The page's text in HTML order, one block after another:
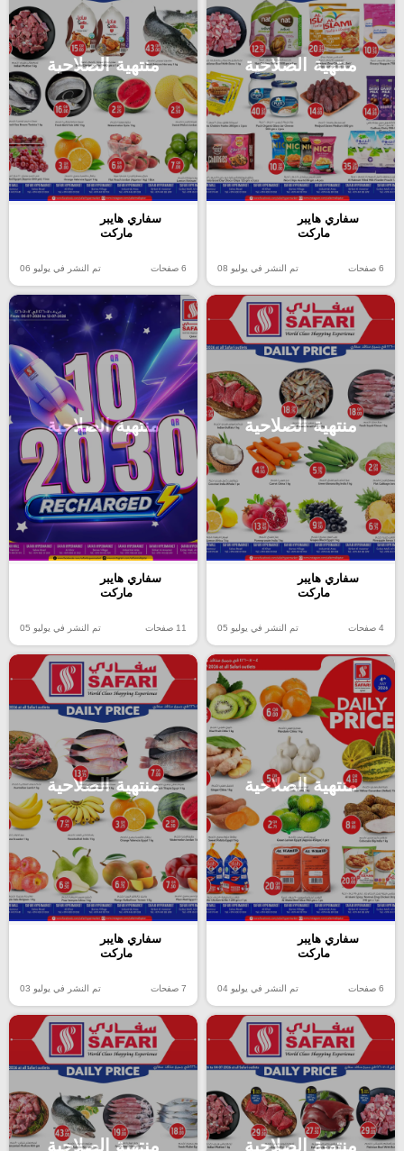
منتهية الصلاحية
سفاري هايبر
ماركت
6 صفحات تم النشر في يوليو 08
منتهية الصلاحية
سفاري هايبر
ماركت
6 صفحات تم النشر في يوليو 06
منتهية الصلاحية
سفاري هايبر
ماركت
4 صفحات تم النشر في يوليو 05
منتهية الصلاحية
سفاري هايبر
ماركت
11 صفحات تم النشر في يوليو 05
منتهية الصلاحية
سفاري هايبر
ماركت
6 صفحات تم النشر في يوليو 04
منتهية الصلاحية
سفاري هايبر
ماركت
7 صفحات تم النشر في يوليو 03
منتهية الصلاحية منتهية الصلاحية